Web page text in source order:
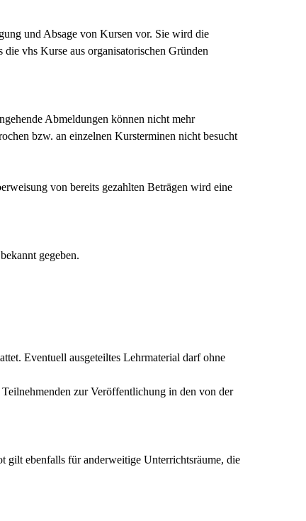
und Absage von Kursen vor. Sie wird die
vhs Kurse aus organisatorischen Gründen
Abmeldungen können nicht mehr
bzw. an einzelnen Kursterminen nicht besucht
von bereits gezahlten Beträgen wird eine
gegeben.
Eventuell ausgeteiltes Lehrmaterial darf ohne
zur Veröffentlichung in den von der
gilt ebenfalls für anderweitige Unterrichtsräume, die